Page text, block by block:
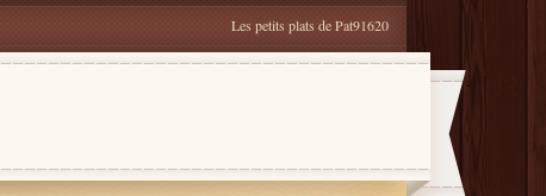
Les petits plats de Pat91620